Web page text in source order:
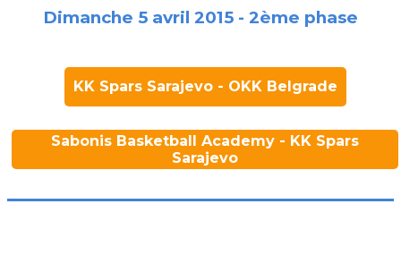
Dimanche 5 avril 2015 - 2ème phase
KK Spars Sarajevo - OKK Belgrade
Sabonis Basketball Academy - KK Spars
Sarajevo